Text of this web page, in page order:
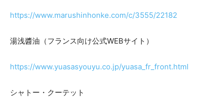
https://www.marushinhonke.com/c/3555/22182
湯浅醬油（フランス向け公式WEBサイト）
https://www.yuasasyouyu.co.jp/yuasa_fr_front.html
シャトー・クーテット